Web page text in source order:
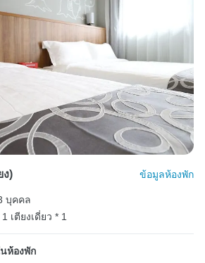
ง) ข้อมูลห้องพัก
บุคคล
เตียงเดี่ยว * 1
ห้องพัก